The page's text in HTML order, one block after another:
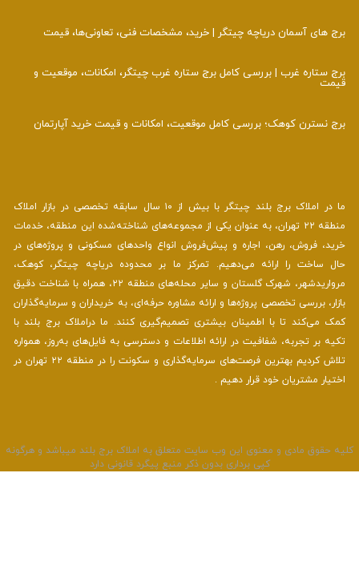
برج‌ های آسمان دریاچه چیتگر | خرید، مشخصات فنی، تعاونی‌ها، قیمت
برج ستاره غرب | بررسی کامل برج ستاره غرب چیتگر، امکانات، موقعیت و
قیمت
برج نسترن کوهک؛ بررسی کامل موقعیت، امکانات و قیمت خرید آپارتمان
ما در املاک برج بلند چیتگر با بیش از ۱۰ سال سابقه تخصصی در بازار املاک
منطقه ۲۲ تهران، به عنوان یکی از مجموعه‌های شناخته‌شده این منطقه، خدمات
خرید، فروش، رهن، اجاره و پیش‌فروش انواع واحدهای مسکونی و پروژه‌های در
حال ساخت را ارائه می‌دهیم. تمرکز ما بر محدوده دریاچه چیتگر، کوهک،
مرواریدشهر، شهرک گلستان و سایر محله‌های منطقه ۲۲، همراه با شناخت دقیق
بازار، بررسی تخصصی پروژه‌ها و ارائه مشاوره حرفه‌ای، به خریداران و سرمایه‌گذاران
کمک می‌کند تا با اطمینان بیشتری تصمیم‌گیری کنند. ما دراملاک برج بلند با
تکیه بر تجربه، شفافیت در ارائه اطلاعات و دسترسی به فایل‌های به‌روز، همواره
تلاش کردیم بهترین فرصت‌های سرمایه‌گذاری و سکونت را در منطقه ۲۲ تهران در
اختیار مشتریان خود قرار دهیم .
حقوق مادی و معنوی این وب سایت متعلق به املاک برج بلند میباشد و هرگونه
کپی برداری بدون ذکر منبع پیگرد قانونی دارد